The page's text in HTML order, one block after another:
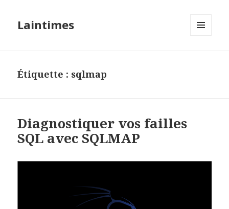
Laintimes
Étiquette : sqlmap
Diagnostiquer vos failles
SQL avec SQLMAP